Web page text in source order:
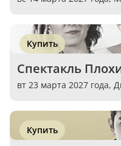
Купить
Спектакль
вт 23 марта 2027 года,
Купить